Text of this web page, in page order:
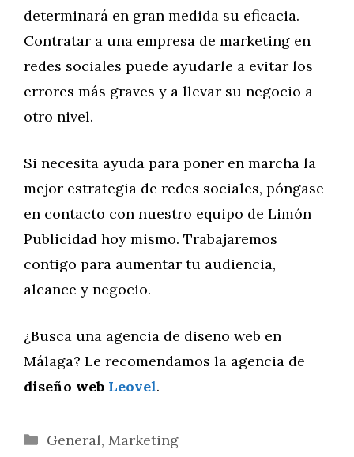
determinará en gran medida su eficacia.
Contratar a una empresa de marketing en
redes sociales puede ayudarle a evitar los
errores más graves y a llevar su negocio a
otro nivel.
Si necesita ayuda para poner en marcha la
mejor estrategia de redes sociales, póngase
en contacto con nuestro equipo de Limón
Publicidad hoy mismo. Trabajaremos
contigo para aumentar tu audiencia,
alcance y negocio.
¿Busca una agencia de diseño web en
Málaga? Le recomendamos la agencia de
diseño web Leovel.
Categorías
General, Marketing